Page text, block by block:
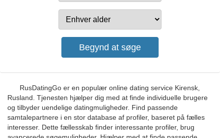
RusDatingGo er en populær online dating service Kirensk,
Rusland. Tjenesten hjælper dig med at finde individuelle brugere
og tilbyder uendelige datingmuligheder. Find passende
samtalepartnere i en stor database af profiler, baseret på fælles
interesser. Dette fællesskab finder interessante profiler, brug